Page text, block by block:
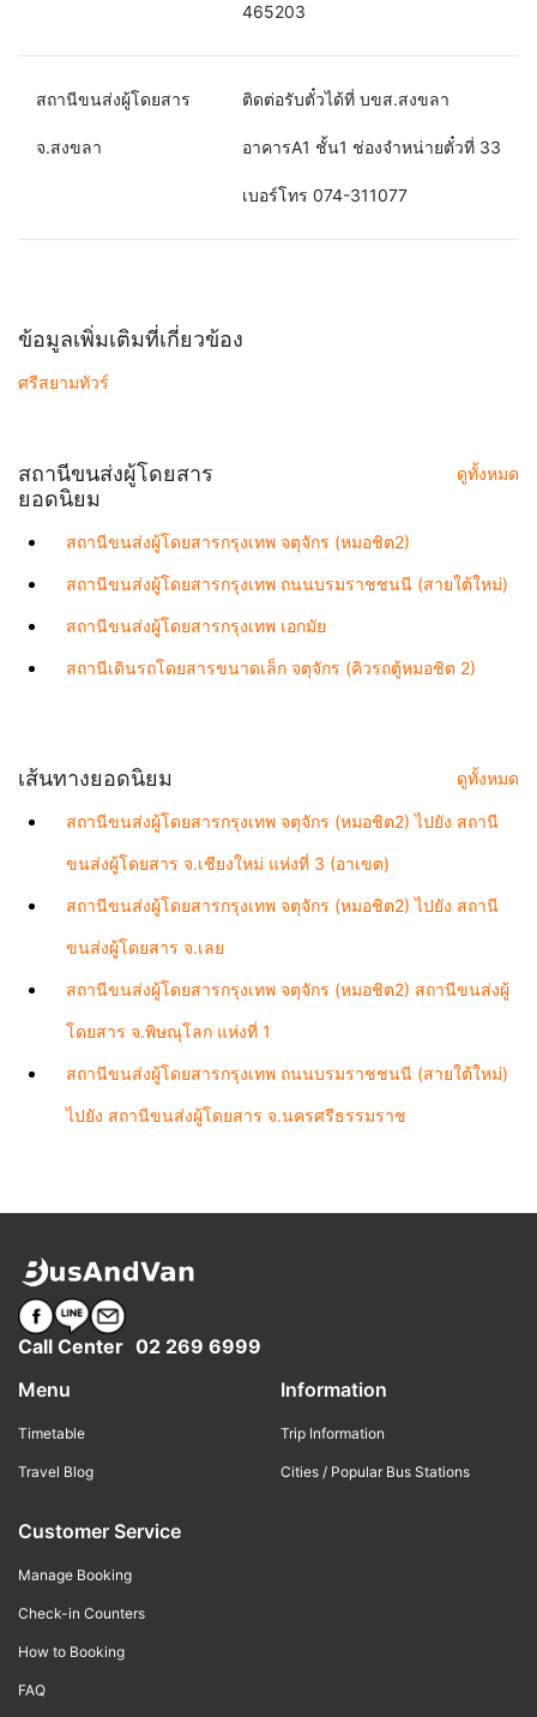
465203
สถานีขนส่งผู้โดยสาร
จ.สงขลา
ติดต่อรับตั๋วได้ที่ บขส.สงขลา
อาคารA1 ชั้น1 ช่องจำหน่ายตั๋วที่ 33
เบอร์โทร 074-311077
ข้อมูลเพิ่มเติมที่เกี่ยวข้อง
ศรีสยามทัวร์
สถานีขนส่งผู้โดยสาร
ยอดนิยม
ดูทั้งหมด
สถานีขนส่งผู้โดยสารกรุงเทพ จตุจักร (หมอชิต2)
สถานีขนส่งผู้โดยสารกรุงเทพ ถนนบรมราชชนนี (สายใต้ใหม่)
สถานีขนส่งผู้โดยสารกรุงเทพ เอกมัย
สถานีเดินรถโดยสารขนาดเล็ก จตุจักร (คิวรถตู้หมอชิต 2)
เส้นทางยอดนิยม ดูทั้งหมด
สถานีขนส่งผู้โดยสารกรุงเทพ จตุจักร (หมอชิต2) ไปยัง สถานี
ขนส่งผู้โดยสาร จ.เชียงใหม่ แห่งที่ 3 (อาเขต)
สถานีขนส่งผู้โดยสารกรุงเทพ จตุจักร (หมอชิต2) ไปยัง สถานี
ขนส่งผู้โดยสาร จ.เลย
สถานีขนส่งผู้โดยสารกรุงเทพ จตุจักร (หมอชิต2) สถานีขนส่งผู้
โดยสาร จ.พิษณุโลก แห่งที่ 1
สถานีขนส่งผู้โดยสารกรุงเทพ ถนนบรมราชชนนี (สายใต้ใหม่)
ไปยัง สถานีขนส่งผู้โดยสาร จ.นครศรีธรรมราช
Call Center 02 269 6999
Menu
Timetable
Travel Blog
Information
Trip Information
Cities / Popular Bus Stations
Customer Service
Manage Booking
Check-in Counters
How to Booking
FAQ